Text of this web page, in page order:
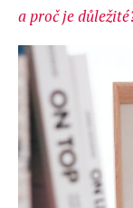
a proč je